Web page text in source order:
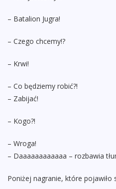
– Batalion Jugra!
– Czego chcemy!?
– Krwi!
– Co będziemy robić?!
– Zabijać!
– Kogo?!
– Wroga!
– Daaaaaaaaaaaa – rozbawia
Poniżej nagranie, które pojawiło